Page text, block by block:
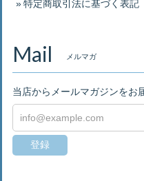
特定商取引法に基づく表記
Mail メルマガ
当店からメールマガジンをお
登録